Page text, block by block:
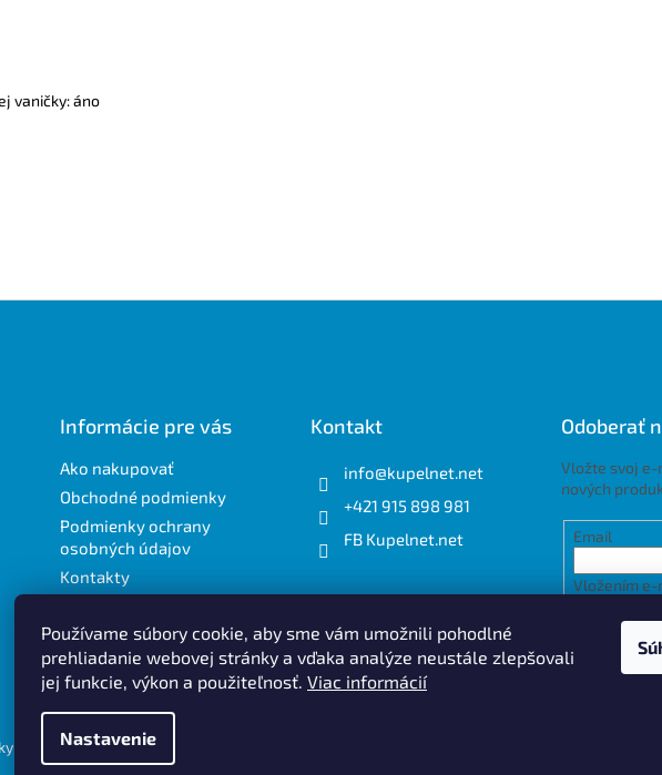
Používame súbory cookie, aby sme vám umožnili pohodlné
prehliadanie webovej stránky a vďaka analýze neustále zlepšovali
jej funkcie, výkon a použiteľnosť. Viac informácií
Nastavenie
vaničky: áno
Informácie pre vás
Ako nakupovať
Obchodné podmienky
Podmienky ochrany
osobných údajov
Kontakty
Kontakt
info@kupelnet.net
+421 915 898 981
FB Kupelnet.net
Odoberať
Vložte svoj e-
nových
Email
Vložením
práva vyhradené.Upraviť nastavenie cookies